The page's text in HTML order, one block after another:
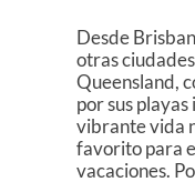
Desde
otras
Queensland,
por sus
vibrante vida
favorito para
vacaciones.